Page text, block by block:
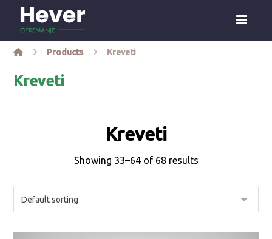
Products Kreveti
Kreveti
Kreveti
Showing 33–64 of 68 results